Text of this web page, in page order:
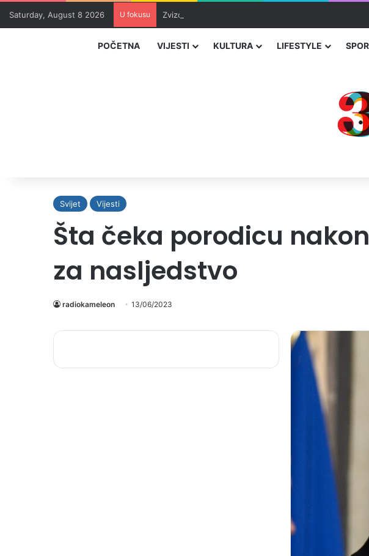
Saturday, August 8 2026 U fokusu Zvizdić, Magazinović i Kojović traže poseban status
POČETNA VIJESTI KULTURA LIFESTYLE
Svijet Vijesti
Šta čeka porodicu
za nasljedstvo
radiokameleon 13/06/2023